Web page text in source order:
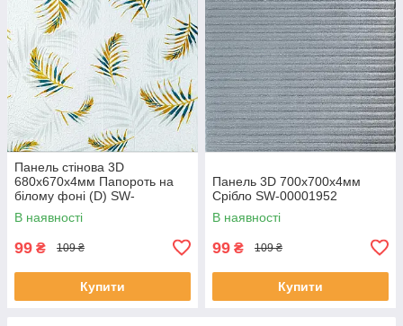
Панель стінова 3D
680х670х4мм Папороть на
білому фоні (D) SW-
00001981
В наявності
99 ₴ 109 ₴
Купити
Панель 3D 700х700х4мм
Срібло SW-00001952
В наявності
99 ₴ 109 ₴
Купити